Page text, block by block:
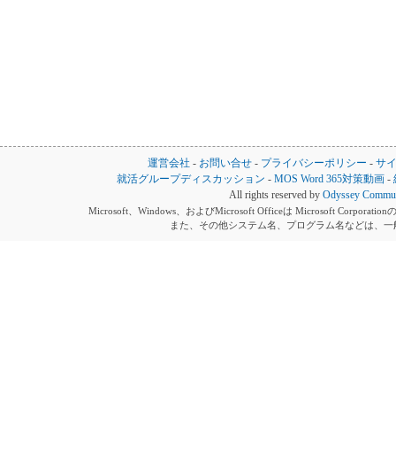
運営会社 - お問い合せ - プライバシーポリシー - サ
就活グループディスカッション -MOS Word 365対策動画 -
All rights reserved by Odyssey
Microsoft、Windows、およびMicrosoft Officeは Microsoft Corporation
また、その他システム名、プログラム名などは、